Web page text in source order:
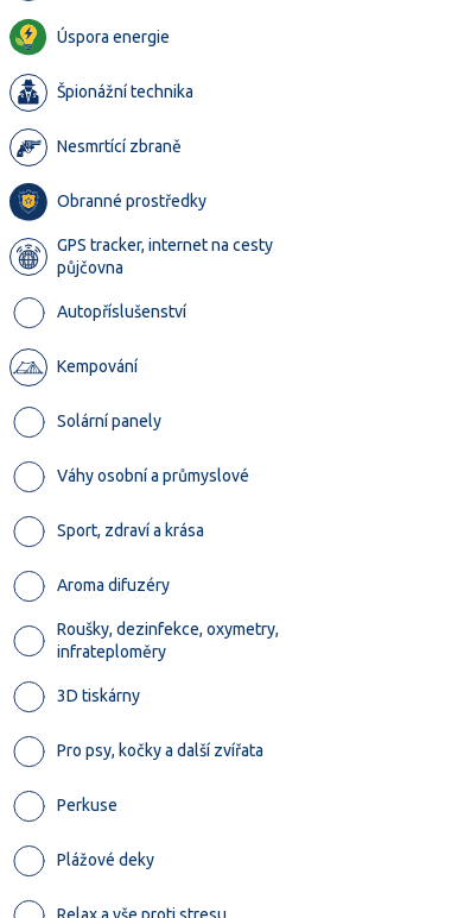
Úspora energie
Špionážní technika
Nesmrtící zbraně
Obranné prostředky
GPS tracker, internet na cesty
půjčovna
Autopříslušenství
Kempování
Solární panely
Váhy osobní a průmyslové
Sport, zdraví a krása
Aroma difuzéry
Roušky, dezinfekce, oxymetry,
infrateploměry
3D tiskárny
Pro psy, kočky a další zvířata
Perkuse
Plážové deky